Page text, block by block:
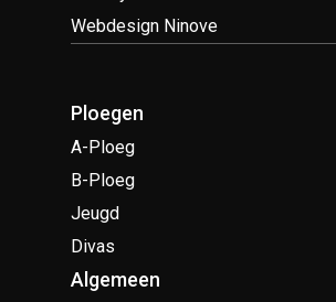
Webdesign Ninove
Ploegen
A-Ploeg
B-Ploeg
Jeugd
Divas
Algemeen